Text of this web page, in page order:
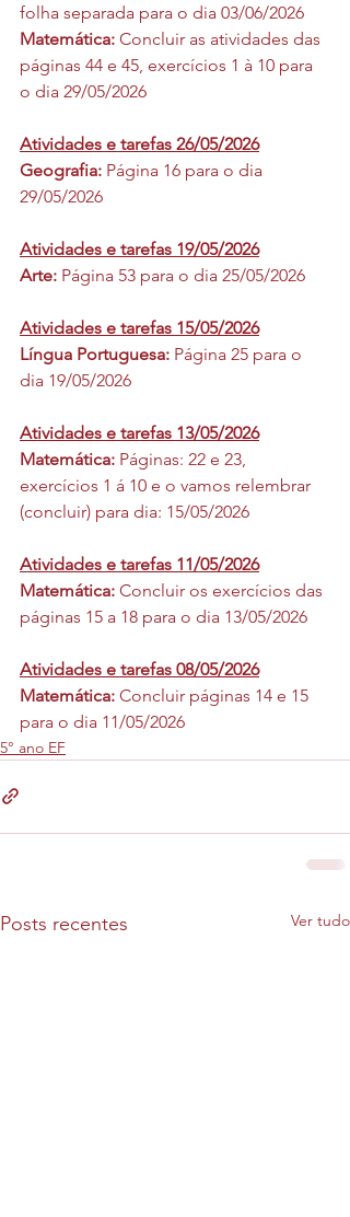
folha separada para o dia 03/06/2026
Matemática: Concluir as atividades das
páginas 44 e 45, exercícios 1 à 10 para
o dia 29/05/2026
Atividades e tarefas 26/05/2026
Geografia: Página 16 para o dia
29/05/2026
Atividades e tarefas 19/05/2026
Arte: Página 53 para o dia 25/05/2026
Atividades e tarefas 15/05/2026
Língua Portuguesa: Página 25 para o
dia 19/05/2026
Atividades e tarefas 13/05/2026
Matemática: Páginas: 22 e 23,
exercícios 1 á 10 e o vamos relembrar
(concluir) para dia: 15/05/2026
Atividades e tarefas 11/05/2026
Matemática: Concluir os exercícios das
páginas 15 a 18 para o dia 13/05/2026
Atividades e tarefas 08/05/2026
Matemática: Concluir páginas 14 e 15
para o dia 11/05/2026
5° ano EF
Posts recentes Ver tudo